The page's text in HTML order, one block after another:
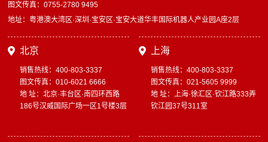
图文传真：0755-2780 9495
地址：粤港澳大湾区·深圳·宝安区·宝安大道华丰国际机器人产业园A座2层
北京
销售热线：400-803-3337
图文传真：010-6021 6666
地 址：北京·丰台区·南四环西路
186号汉威国际广场一区1号楼3层
上海
销售热线：400-803-3337
图文传真：021-5605 9999
地 址：上海·徐汇区·钦江路333弄
钦江园37号311室